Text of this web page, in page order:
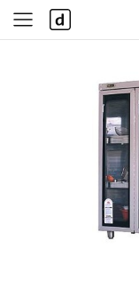
사
이
다
나
와